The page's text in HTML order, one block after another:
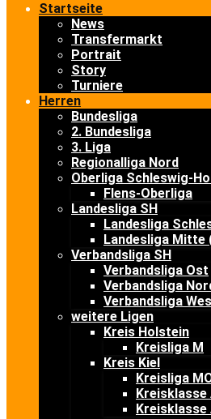
Startseite
News
Transfermarkt
Portrait
Story
Turniere
Herren
Bundesliga
2. Bundesliga
3. Liga
Regionalliga Nord
Oberliga Schleswig-
Flens-Oberliga
Landesliga SH
Landesliga
Landesliga Mitte
Verbandsliga SH
Verbandsliga Ost
Verbandsliga
Verbandsliga
weitere Ligen
Kreis Holstein
Kreisliga M
Kreis Kiel
Kreisliga
Kreisklasse
Kreisklasse